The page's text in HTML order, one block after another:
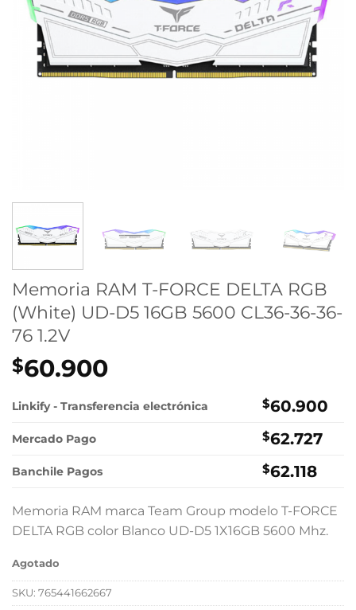
Memoria RAM T-FORCE DELTA RGB
(White) UD-D5 16GB 5600 CL36-36-36-
76 1.2V
$60.900
Linkify - Transferencia electrónica $60.900
Mercado Pago $62.727
Banchile Pagos $62.118
Memoria RAM marca Team Group modelo T-FORCE
DELTA RGB color Blanco UD-D5 1X16GB 5600 Mhz.
Agotado
SKU: 765441662667